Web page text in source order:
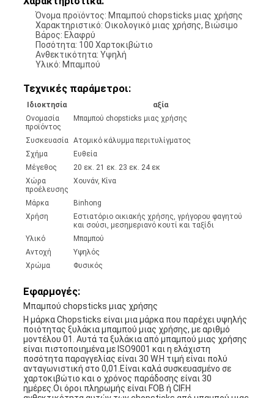
Όνομα προϊόντος: Μπαμπού chopsticks μιας χρήσης
Χαρακτηριστικό: Οικολογικό μιας χρήσης, Βιώσιμο
Βάρος: Ελαφρύ
Ποσότητα: 100 Χαρτοκιβώτιο
Ανθεκτικότητα: Υψηλή
Υλικό: Μπαμπού
Τεχνικές παράμετροι:
Ιδιοκτησία
αξία
Ονομασία
προϊόντος
Μπαμπού chopsticks μιας χρήσης
Συσκευασία Ατομικό κάλυμμα περιτυλίγματος
Σχήμα
Ευθεία
Μέγεθος
20 εκ. 21 εκ. 23 εκ. 24 εκ
Χώρα
προέλευσης
Χουνάν, Κίνα
Μάρκα
Binhong
Χρήση
Εστιατόριο οικιακής χρήσης, γρήγορου φαγητού
και σούσι, μεσημεριανό κουτί και ταξίδι
Υλικό
Μπαμπού
Αντοχή
Υψηλός
Χρώμα
Φυσικός
Εφαρμογές:
Μπαμπού chopsticks μιας χρήσης
Η μάρκα Chopsticks είναι μια μάρκα που παρέχει υψηλής
ποιότητας ξυλάκια μπαμπού μιας χρήσης, με αριθμό
μοντέλου 01. Αυτά τα ξυλάκια από μπαμπού μιας χρήσης
είναι πιστοποιημένα με ISO9001 και η ελάχιστη
ποσότητα παραγγελίας είναι 30 W.Η τιμή είναι πολύ
ανταγωνιστική στο 0,01.Είναι καλά συσκευασμένο σε
χαρτοκιβώτιο και ο χρόνος παράδοσης είναι 30
ημέρες.Οι όροι πληρωμής είναι FOB ή CIF.Η